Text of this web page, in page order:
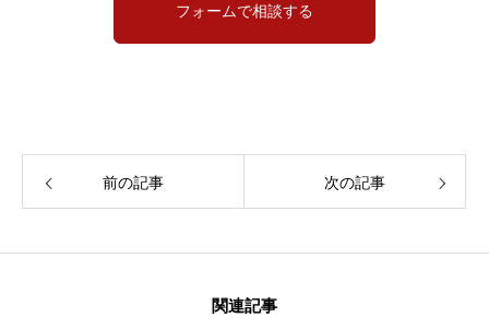
フォームで相談する
前の記事 次の記事
関連記事